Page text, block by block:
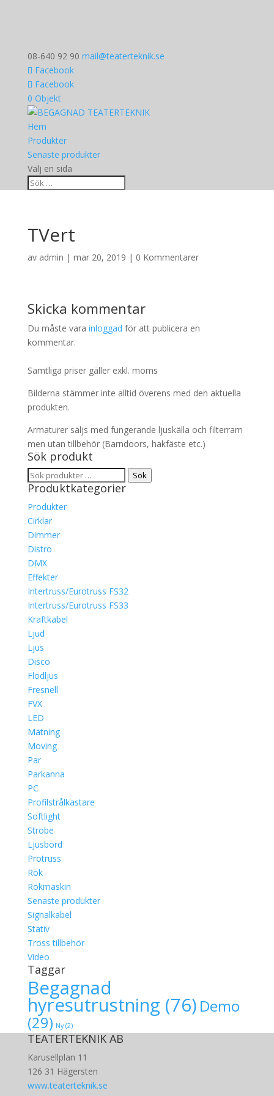
08-640 92 90 mail@teaterteknik.se
Facebook
Facebook
0 Objekt
Hem
Produkter
Senaste produkter
Välj en sida
TVert
av admin | mar 20, 2019 | 0 Kommentarer
Skicka kommentar
Du måste vara inloggad för att publicera en
kommentar.
Samtliga priser gäller exkl. moms
Bilderna stämmer inte alltid överens med den aktuella
produkten.
Armaturer säljs med fungerande ljuskälla och filterram
men utan tillbehör (Barndoors, hakfäste etc.)
Sök produkt
Sök
efter:
Sök
Produktkategorier
Produkter
Cirklar
Dimmer
Distro
DMX
Effekter
Intertruss/Eurotruss FS32
Intertruss/Eurotruss FS33
Kraftkabel
Ljud
Ljus
Disco
Flodljus
Fresnell
FVX
LED
Mätning
Moving
Par
Parkanna
PC
Profilstrålkastare
Softlight
Strobe
Ljusbord
Protruss
Rök
Rökmaskin
Senaste produkter
Signalkabel
Stativ
Tross tillbehör
Video
Taggar
Begagnad
hyresutrustning (76) Demo
(29) Ny(2)
TEATERTEKNIK AB
Karusellplan 11
126 31 Hägersten
www.teaterteknik.se